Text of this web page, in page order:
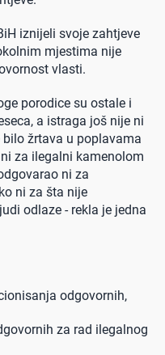
iznijeli svoje zahtjeve
mjestima nije
vlasti.
porodice su ostale i
a istraga još nije ni
žrtava u poplavama
za ilegalni kamenolom
ni za
ni za šta nije
odlaze - rekla je jedna
odgovornih,
za rad ilegalnog